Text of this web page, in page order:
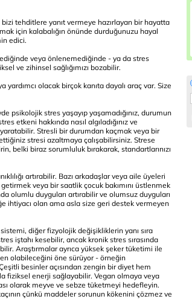
tehditlere yanıt vermeye hazırlayan bir hayatta
için kalabalığın önünde durduğunuzu hayal
edici.
veya önlenemediğinde - ya da stres
ve zihinsel sağlığımızı bozabilir.
olacak birçok kanıta dayalı araç var. Size
psikolojik stres yaşayıp yaşamadığınız, durumun
etkeni hakkında nasıl algıladığınız ve
Stresli bir durumdan kaçmak veya bir
stresi azaltmaya çalışabilirsiniz. Strese
belki biraz sorumluluk bırakarak, standartlarınızı
artırabilir. Bazı arkadaşlar veya aile üyeleri
veya bir saatlik çocuk bakımını üstlenmek
olumlu duyguları artırabilir ve olumsuz duyguları
ihtiyacı olan ama asla size geri destek vermeyen
diğer fizyolojik değişikliklerin yanı sıra
iştahı kesebilir, ancak kronik stres sırasında
Araştırmalar ayrıca yüksek şeker tüketimi ile
olabileceğini öne sürüyor - örneğin
besinler açısından zengin bir diyet hem
fiziksel enerji sağlayabilir. Vegan olmaya veya
olarak meyve ve sebze tüketmeyi hedefleyin.
çünkü maddeler sorunun kökenini çözmez ve